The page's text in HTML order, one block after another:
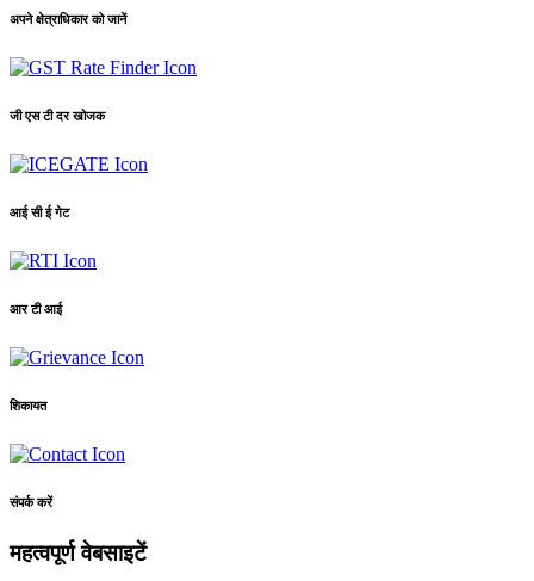
अपने क्षेत्राधिकार को जानें
जी एस टी दर खोजक
आई सी ई गेट
आर टी आई
शिकायत
संपर्क करें
महत्वपूर्ण वेबसाइटें